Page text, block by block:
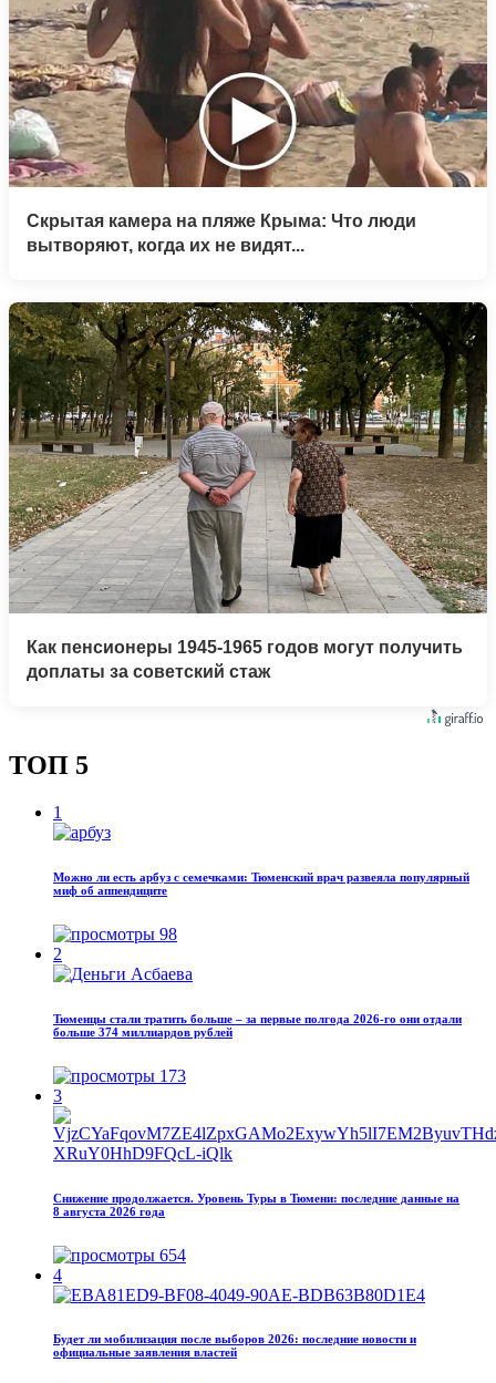
Скрытая камера на пляже Крыма: Что люди
вытворяют, когда их не видят...
Как пенсионеры 1945-1965 годов могут получить
доплаты за советский стаж
ТОП 5
1
Можно ли есть арбуз с семечками: Тюменский врач развеяла популярный
миф об аппендиците
98
2
Тюменцы стали тратить больше – за первые полгода 2026-го они отдали
больше 374 миллиардов рублей
173
3
Снижение продолжается. Уровень Туры в Тюмени: последние данные на
8 августа 2026 года
654
4
Будет ли мобилизация после выборов 2026: последние новости и
официальные заявления властей